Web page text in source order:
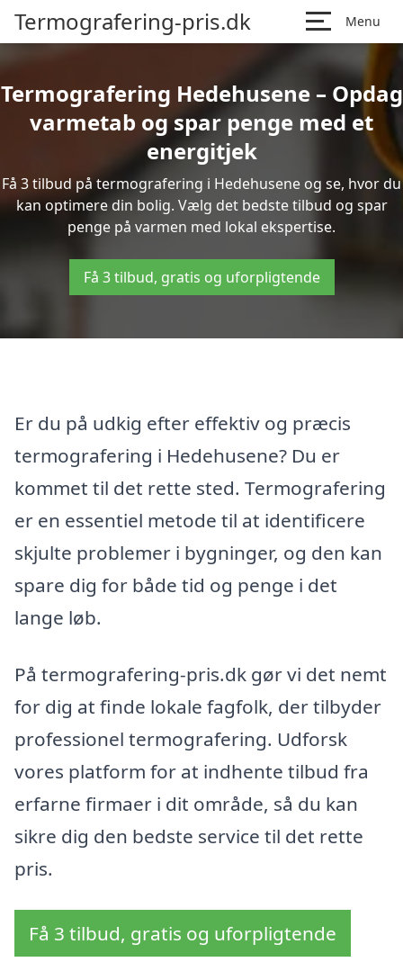
Termografering-pris.dk Menu
Termografering Hedehusene – Opdag
varmetab og spar penge med et
energitjek
Få 3 tilbud på termografering i Hedehusene og se, hvor du
kan optimere din bolig. Vælg det bedste tilbud og spar
penge på varmen med lokal ekspertise.
Få 3 tilbud, gratis og uforpligtende
Er du på udkig efter effektiv og præcis
termografering i Hedehusene? Du er
kommet til det rette sted. Termografering
er en essentiel metode til at identificere
skjulte problemer i bygninger, og den kan
spare dig for både tid og penge i det
lange løb.
På termografering-pris.dk gør vi det nemt
for dig at finde lokale fagfolk, der tilbyder
professionel termografering. Udforsk
vores platform for at indhente tilbud fra
erfarne firmaer i dit område, så du kan
sikre dig den bedste service til det rette
pris.
Få 3 tilbud, gratis og uforpligtende